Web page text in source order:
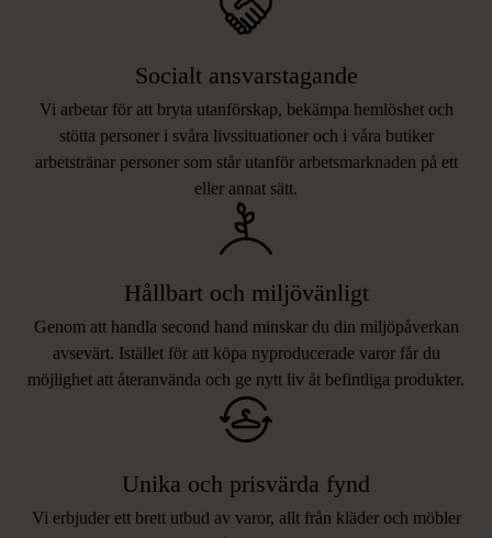
Socialt ansvarstagande
Vi arbetar för att bryta utanförskap, bekämpa hemlöshet och
stötta personer i svåra livssituationer och i våra butiker
arbetstränar personer som står utanför arbetsmarknaden på ett
eller annat sätt.
Hållbart och miljövänligt
Genom att handla second hand minskar du din miljöpåverkan
avsevärt. Istället för att köpa nyproducerade varor får du
möjlighet att återanvända och ge nytt liv åt befintliga produkter.
Unika och prisvärda fynd
Vi erbjuder ett brett utbud av varor, allt från kläder och möbler